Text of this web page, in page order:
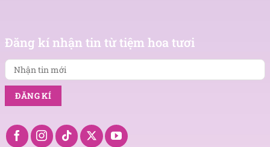
Đăng kí nhận tin từ tiệm hoa tươi
tin
mới